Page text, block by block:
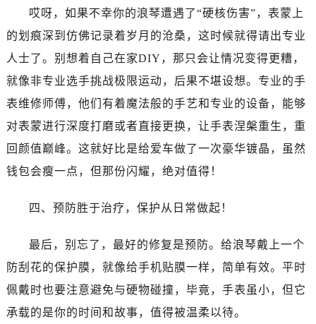
黑龙江省鸡西市鸡冠区红军路浪琴售后服务中心（需提前预约）
黑龙江省佳木斯市向阳区长安路浪琴售后服务中心（需提前预约）
黑龙江省牡丹江市东安区太平路浪琴售后服务中心（需提前预约）
黑龙江省双鸭山市尖山区新兴大街浪琴售后服务中心（需提前预约）
黑龙江省绥化市北林区新华街与康庄路交叉口浪琴售后服务中心（需提前预约）
黑龙江省伊春市伊美区通河路浪琴售后服务中心（需提前预约）
吉林省梅河口市新华街道梅河大街浪琴售后服务中心（需提前预约）
吉林省四平市铁东区紫气大路与南九经街交汇处浪琴售后服务中心（需提前预约）
吉林省松原市宁江区五环大街浪琴售后服务中心（需提前预约）
哎呀，如果不幸你的浪琴遭遇了“硬核伤害”，表蒙上
的划痕深到仿佛记录着岁月的沧桑，这时候就得请出专业
人士了。别想着自己在家DIY，那只会让情况变得更糟，
就像非专业选手挑战极限运动，后果不堪设想。专业的手
表维修师傅，他们有着魔法般的手艺和专业的设备，能够
对表蒙进行深度打磨或者直接更换，让手表涅槃重生，重
回颜值巅峰。这就好比是给爱车做了一次豪华镀晶，虽然
钱包会瘦一点，但那份闪耀，绝对值得！
四、预防胜于治疗，保护从日常做起！
最后，别忘了，最好的修复是预防。给浪琴戴上一个
防刮花的保护膜，就像给手机贴膜一样，简单有效。平时
佩戴时也要注意避免与硬物碰撞，毕竟，手表虽小，但它
承载的是你的时间和故事，值得被温柔以待。